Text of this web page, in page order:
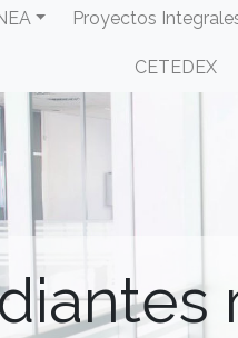
Proyectos
CETEDEX